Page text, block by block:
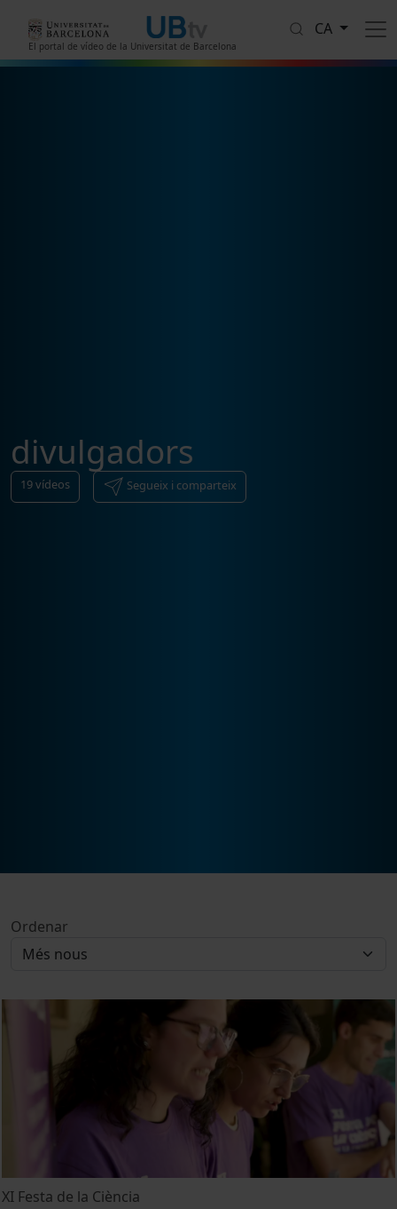
El portal de vídeo de la Universitat de Barcelona
CA
divulgadors
19vídeos Segueix i comparteix
Ordenar
XI Festa de la Ciència